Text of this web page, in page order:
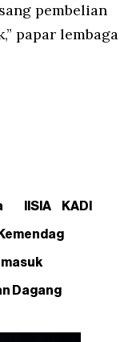
pembelian
papar lembaga
IISIA KADI
Kemendag
masuk
Dagang